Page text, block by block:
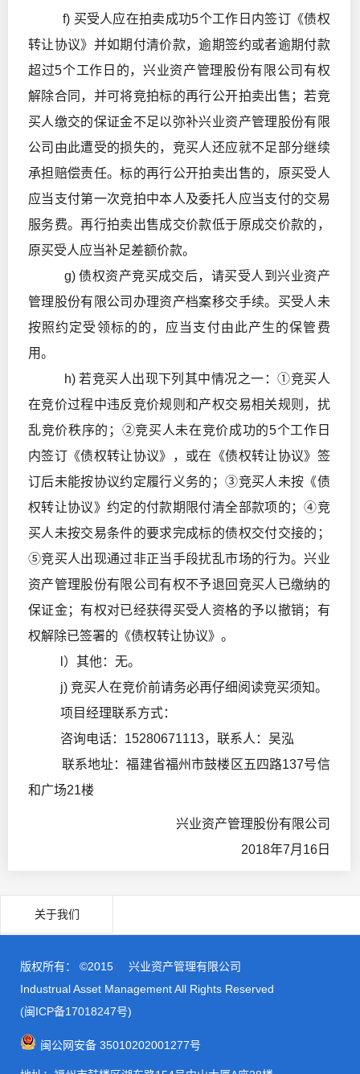
f) 买受人应在拍卖成功5个工作日内签订《债权
转让协议》并如期付清价款，逾期签约或者逾期付款
超过5个工作日的，兴业资产管理股份有限公司有权
解除合同，并可将竞拍标的再行公开拍卖出售；若竞
买人缴交的保证金不足以弥补兴业资产管理股份有限
公司由此遭受的损失的，竞买人还应就不足部分继续
承担赔偿责任。标的再行公开拍卖出售的，原买受人
应当支付第一次竞拍中本人及委托人应当支付的交易
服务费。再行拍卖出售成交价款低于原成交价款的，
原买受人应当补足差额价款。
g) 债权资产竞买成交后，请买受人到兴业资产
管理股份有限公司办理资产档案移交手续。买受人未
按照约定受领标的的，应当支付由此产生的保管费
用。
h) 若竞买人出现下列其中情况之一：①竞买人
在竞价过程中违反竞价规则和产权交易相关规则，扰
乱竞价秩序的；②竞买人未在竞价成功的5个工作日
内签订《债权转让协议》，或在《债权转让协议》签
订后未能按协议约定履行义务的；③竞买人未按《债
权转让协议》约定的付款期限付清全部款项的；④竞
买人未按交易条件的要求完成标的债权交付交接的；
⑤竞买人出现通过非正当手段扰乱市场的行为。兴业
资产管理股份有限公司有权不予退回竞买人已缴纳的
保证金；有权对已经获得买受人资格的予以撤销；有
权解除已签署的《债权转让协议》。
l）其他：无。
j) 竞买人在竞价前请务必再仔细阅读竞买须知。
项目经理联系方式：
咨询电话：15280671113，联系人：吴泓
联系地址：福建省福州市鼓楼区五四路137号信
和广场21楼
兴业资产管理股份有限公司
2018年7月16日
关于我们
版权所有： ©2015
兴业资产管理有限公司
Industrual Asset Management All Rights Reserved
(闽ICP备17018247号)
闽公网安备 35010202001277号